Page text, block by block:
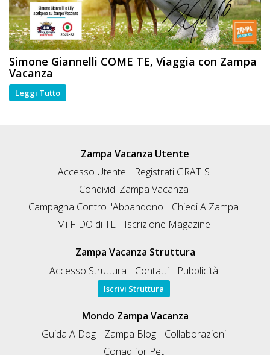
Simone Giannelli COME TE, Viaggia con Zampa
Vacanza
Leggi Tutto
Zampa Vacanza Utente
Accesso Utente
Registrati GRATIS
Condividi Zampa Vacanza
Campagna Contro l'Abbandono
Chiedi A Zampa
Mi FIDO di TE
Iscrizione Magazine
Zampa Vacanza Struttura
Accesso Struttura
Contatti Pubblicità
Iscrivi Struttura
Mondo Zampa Vacanza
Guida A Dog
Zampa Blog
Collaborazioni
Conad for Pet